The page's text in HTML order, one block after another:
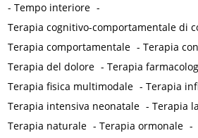
-Tempo interiore -
Terapia cognitivo-comportamentale di
Terapia comportamentale -Terapia
Terapia del dolore -Terapia
Terapia fisica multimodale -Terapia
Terapia intensiva neonatale -Terapia
Terapia naturale -Terapia ormonale -